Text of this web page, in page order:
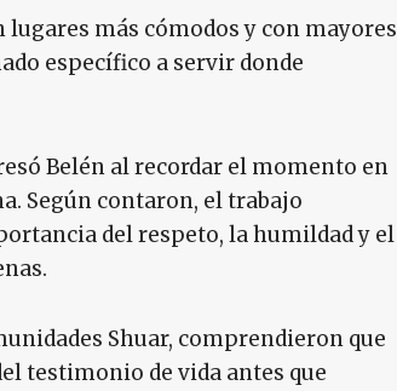
más cómodos y con mayores
específico a servir donde
Belén al recordar el momento en
Según contaron, el trabajo
del respeto, la humildad y el
Shuar, comprendieron que
testimonio de vida antes que